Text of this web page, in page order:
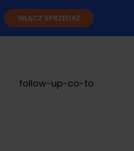
WŁĄCZ SPRZEDAŻ